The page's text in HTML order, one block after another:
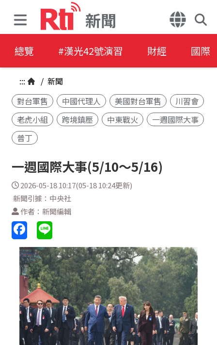
新聞
總覽 #漢光42號演習 財經 國際
::: / 新聞
對台軍售
中國代理人 美國對台軍售
川習會
老虎小組
跨境鎮壓 中東戰火
一週國際大事
普丁
一週國際大事(5/10～5/16)
2026-05-18 10:17(05-18 10:24更新)
新聞引據：中央社
作者：新聞編輯